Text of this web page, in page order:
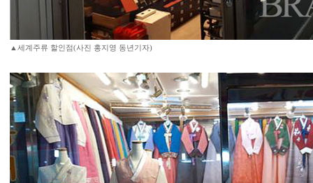
▲세계주류 할인점(사진 홍지영 동년기자)